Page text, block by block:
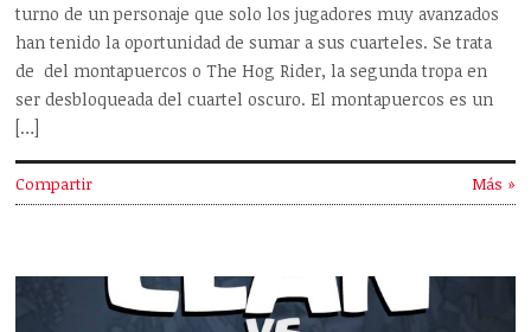
turno de un personaje que solo los jugadores muy avanzados
han tenido la oportunidad de sumar a sus cuarteles. Se trata
de del montapuercos o The Hog Rider, la segunda tropa en
ser desbloqueada del cuartel oscuro. El montapuercos es un
[…]
Compartir Más »